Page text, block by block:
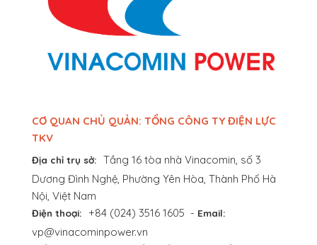
CƠ QUAN CHỦ QUẢN: TỔNG CÔNG TY ĐIỆN LỰC
TKV
Địa chỉ trụ sở: Tầng 16 tòa nhà Vinacomin, số 3
Dương Đình Nghệ, Phường Yên Hòa, Thành Phố Hà
Nội, Việt Nam
Điện thoại: +84 (024) 3516 1605 - Email:
vp@vinacominpower.vn